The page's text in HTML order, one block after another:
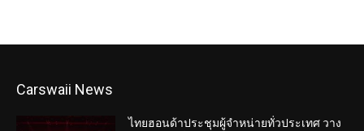
Carswaii News
ไทยฮอนด้าประชุมผู้จำหน่ายทั่วประเทศ วาง